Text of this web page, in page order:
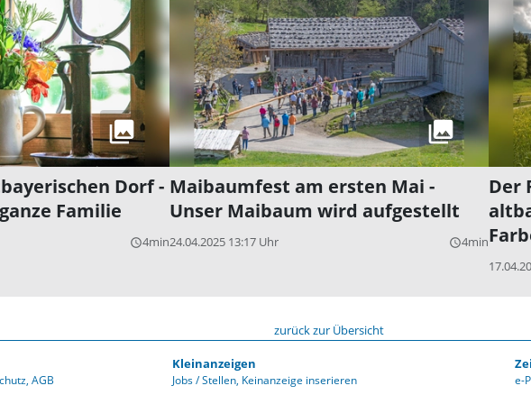
Dorf -
Familie
query_builder4min
Maibaumfest am ersten Mai -
Unser Maibaum wird aufgestellt
24.04.2025 13:17 Uhr query_builder4min
Der
zurück zur Übersicht
AGB
Kleinanzeigen
Jobs / Stellen Keinanzeige inserieren e-